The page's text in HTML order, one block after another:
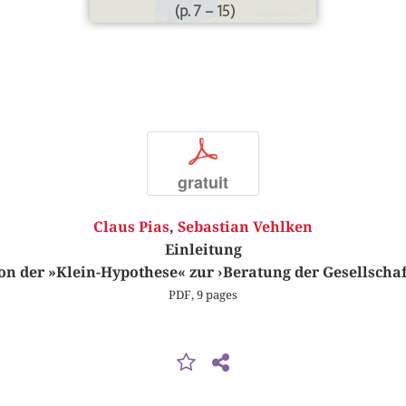
(p. 7 – 15)
p
gratuit
Claus Pias, Sebastian Vehlken
Einleitung
der »Klein-Hypothese« zur ›Beratung der
PDF, 9 pages